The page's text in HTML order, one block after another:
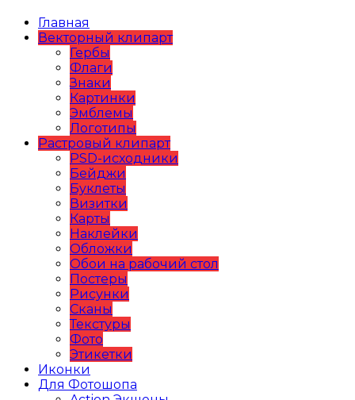
Главная
Векторный клипарт
Гербы
Флаги
Знаки
Картинки
Эмблемы
Логотипы
Растровый клипарт
PSD-исходники
Бейджи
Буклеты
Визитки
Карты
Наклейки
Обложки
Обои на рабочий стол
Постеры
Рисунки
Сканы
Текстуры
Фото
Этикетки
Иконки
Для Фотошопа